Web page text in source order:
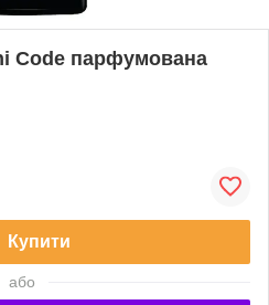
Code парфумована
Купити
або